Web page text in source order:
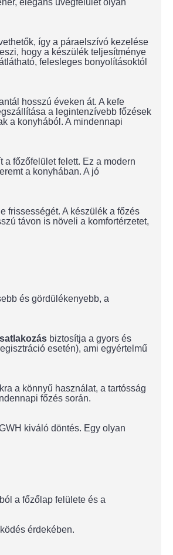
elegáns üvegfelület olyan
így a páraelszívó kezelése
hogy a készülék teljesítménye
felesleges bonyolításoktól
hosszú éveken át. A kefe
a legintenzívebb főzések
a konyhából. A mindennapi
főzőfelület felett. Ez a modern
a konyhában. A jó
frissességét. A készülék a főzés
távon is növeli a komfortérzetet,
és gördülékenyebb, a
biztosítja a gyors és
esetén), ami egyértelmű
a könnyű használat, a tartósság
főzés során.
kiváló döntés. Egy olyan
a főzőlap felülete és a
érdekében.